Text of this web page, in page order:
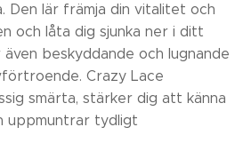
Den lär främja din vitalitet och
och låta dig sjunka ner i ditt
beskyddande och lugnande
Crazy Lace
smärta, stärker dig att känna
uppmuntrar tydligt